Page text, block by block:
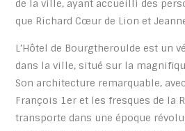
de la ville, ayant accueilli des
que Richard Cœur de Lion et Jeanne
L’Hôtel de Bourgtheroulde est un
dans la ville, situé sur la
Son architecture remarquable,
François 1er et les fresques de la
transporte dans une époque